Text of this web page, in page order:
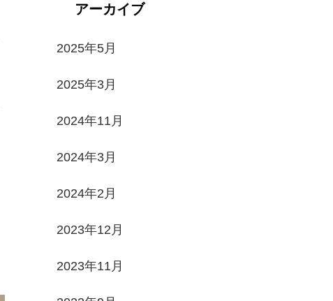
アーカイブ
2025年5月
2025年3月
2024年11月
2024年3月
2024年2月
2023年12月
2023年11月